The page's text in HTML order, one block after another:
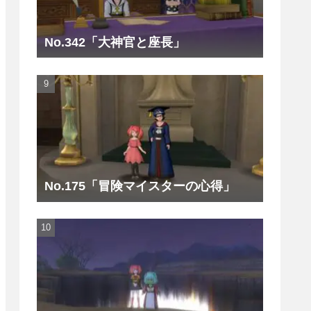
No.342「大神官と座長」
No.175「冒険マイスターの心得」